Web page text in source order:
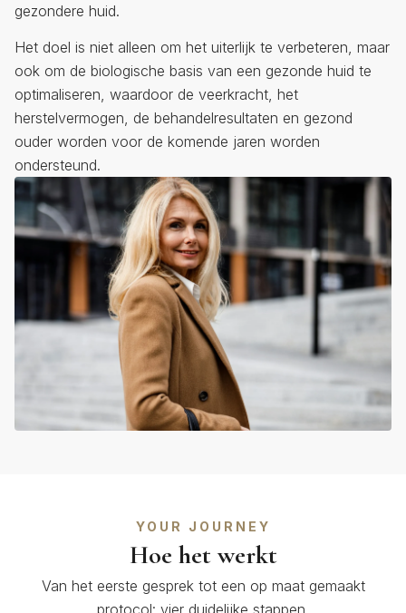
gezondere huid.
Het doel is niet alleen om het uiterlijk te verbeteren, maar
ook om de biologische basis van een gezonde huid te
optimaliseren, waardoor de veerkracht, het
herstelvermogen, de behandelresultaten en gezond
ouder worden voor de komende jaren worden
ondersteund.
YOUR JOURNEY
Hoe het werkt
Van het eerste gesprek tot een op maat gemaakt